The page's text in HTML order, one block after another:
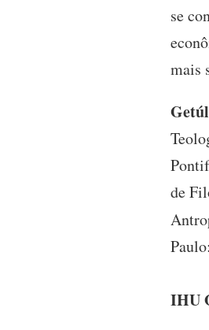
se
mais
de
IHU